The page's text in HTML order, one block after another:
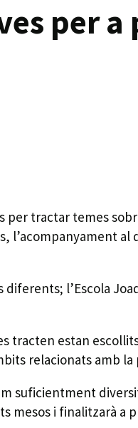
per a
per tractar temes
l’acompanyament
l’Escola
tracten estan
relacionats amb la
suficientment
mesos i finalitzarà a